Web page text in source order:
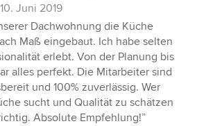
10. Juni 2019
Dachwohnung die Küche
Maß eingebaut. Ich habe selten
erlebt. Von der Planung bis
alles perfekt. Die Mitarbeiter sind
und 100% zuverlässig. Wer
sucht und Qualität zu schätzen
Absolute Empfehlung!”